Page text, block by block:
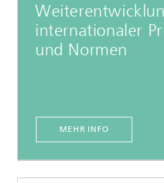
internationaler
und Normen
MEHR INFO